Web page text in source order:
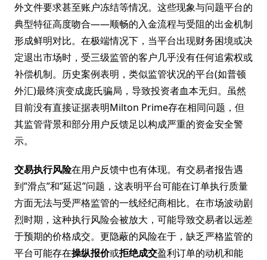
外文件要求甚至账户冻结等情况。这些现象与问题平台的
典型特征高度吻合——顺畅的入金流程与受阻的出金机制
形成鲜明对比。在极端情况下，当平台出现财务困境或决
定退出市场时，受三级监管的客户几乎没有任何追索权或
补偿机制。历史案例表明，类似监管状况的平台(如普顿
外汇)最终演变成庞氏骗局，导致投资者血本无归。虽然
目前没有直接证据表明Milton Prime存在相同问题，但
其监管背景和部分用户反馈足以构成严重的资金安全警
示。
交易执行风险在用户反馈中也有体现。有交易者报告遇
到”滑点”和”延迟”问题，这表明平台可能在订单执行质量
方面无法与受严格监管的一线经纪商相比。在市场波动剧
烈时期，这种执行风险会被放大，可能导致交易者以远差
于预期的价格成交。更隐蔽的风险在于，缺乏严格监管的
平台可能存在操纵报价或拒绝成交盈利订单的动机和能